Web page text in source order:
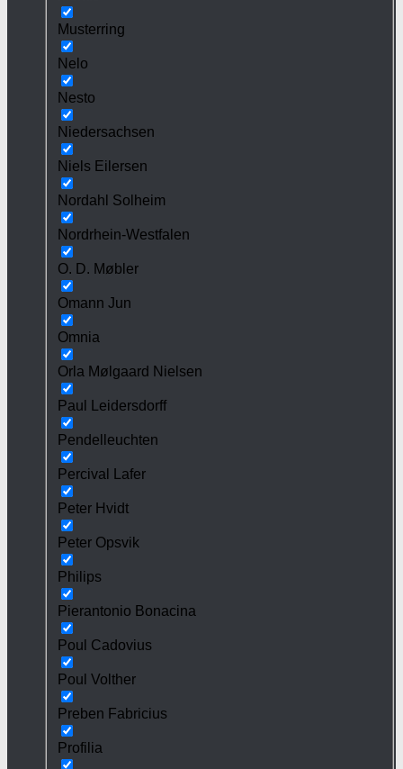
Musterring
Nelo
Nesto
Niedersachsen
Niels Eilersen
Nordahl Solheim
Nordrhein-Westfalen
O. D. Møbler
Omann Jun
Omnia
Orla Mølgaard Nielsen
Paul Leidersdorff
Pendelleuchten
Percival Lafer
Peter Hvidt
Peter Opsvik
Philips
Pierantonio Bonacina
Poul Cadovius
Poul Volther
Preben Fabricius
Profilia